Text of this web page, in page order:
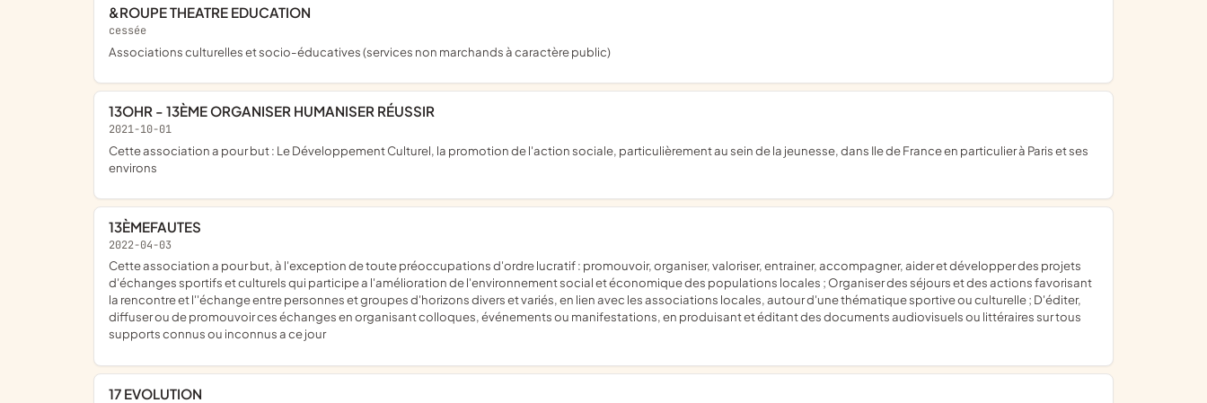
&ROUPE THEATRE EDUCATION
cessée
Associations culturelles et socio-éducatives (services non marchands à caractère public)
13OHR - 13ÈME ORGANISER HUMANISER RÉUSSIR
2021-10-01
cette association a pour but : Le Développement Culturel, la promotion de l'action sociale, particulièrement au sein de la jeunesse, dans Ile de France en particulier à Paris et ses
environs
13ÈMEFAUTES
2022-04-03
cette association a pour but, à l'exception de toute préoccupations d'ordre lucratif : promouvoir, organiser, valoriser, entrainer, accompagner, aider et développer des projets
d'échanges sportifs et culturels qui participe a l'amélioration de l'environnement social et économique des populations locales ; Organiser des séjours et des actions favorisant
la rencontre et l''échange entre personnes et groupes d'horizons divers et variés, en lien avec les associations locales, autour d'une thématique sportive ou culturelle ; D'éditer,
diffuser ou de promouvoir ces échanges en organisant colloques, événements ou manifestations, en produisant et éditant des documents audiovisuels ou littéraires sur tous
supports connus ou inconnus a ce jour
17 EVOLUTION